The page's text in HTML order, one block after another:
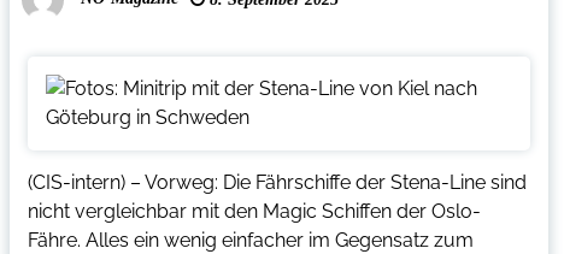
(CIS-intern) – Vorweg: Die Fährschiffe der Stena-Line sind
nicht vergleichbar mit den Magic Schiffen der Oslo-
Fähre. Alles ein wenig einfacher im Gegensatz zum